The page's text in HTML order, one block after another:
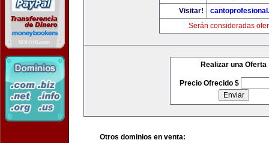
Visitar!
Serán consideradas
Realizar una Oferta
Precio Ofrecido $
Otros dominios en venta: